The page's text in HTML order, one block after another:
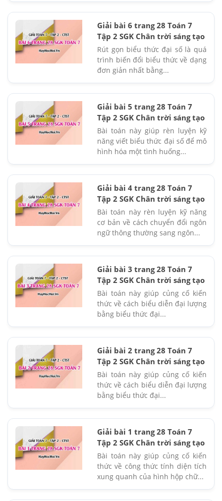
Giải bài 6 trang 28 Toán 7
Tập 2 SGK Chân trời sáng tạo
Rút gọn biểu thức đại số là quá
trình biến đổi biểu thức về dạng
đơn giản nhất bằng...
Giải bài 5 trang 28 Toán 7
Tập 2 SGK Chân trời sáng tạo
Bài toán này giúp rèn luyện kỹ
năng viết biểu thức đại số để mô
hình hóa một tình huống...
Giải bài 4 trang 28 Toán 7
Tập 2 SGK Chân trời sáng tạo
Bài toán này rèn luyện kỹ năng
cơ bản về cách chuyển đổi ngôn
ngữ thông thường sang ngôn...
Giải bài 3 trang 28 Toán 7
Tập 2 SGK Chân trời sáng tạo
Bài toán này giúp củng cố kiến
thức về cách biểu diễn đại lượng
bằng biểu thức đại...
Giải bài 2 trang 28 Toán 7
Tập 2 SGK Chân trời sáng tạo
Bài toán này giúp củng cố kiến
thức về cách biểu diễn đại lượng
bằng biểu thức đại...
Giải bài 1 trang 28 Toán 7
Tập 2 SGK Chân trời sáng tạo
Bài toán này giúp củng cố kiến
thức về công thức tính diện tích
xung quanh của hình hộp chữ...